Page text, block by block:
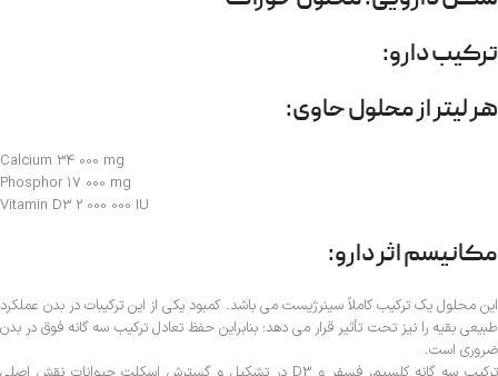
ترکیب دارو:
هر لیتر از محلول حاوی:
Calcium 34 000 mg
Phosphor 17 000 mg
Vitamin D3 2 000 000 IU
مکانیسم اثر دارو:
این محلول یک ترکیب کاملاً سینرژیست می باشد. کمبود یکی از این ترکیبات در بدن عملکرد
طبیعی بقیه را نیز تحت تأثیر قرار می دهد؛ بنابراین حفظ تعادل ترکیب سه گانه فوق در بدن
ضروری است.